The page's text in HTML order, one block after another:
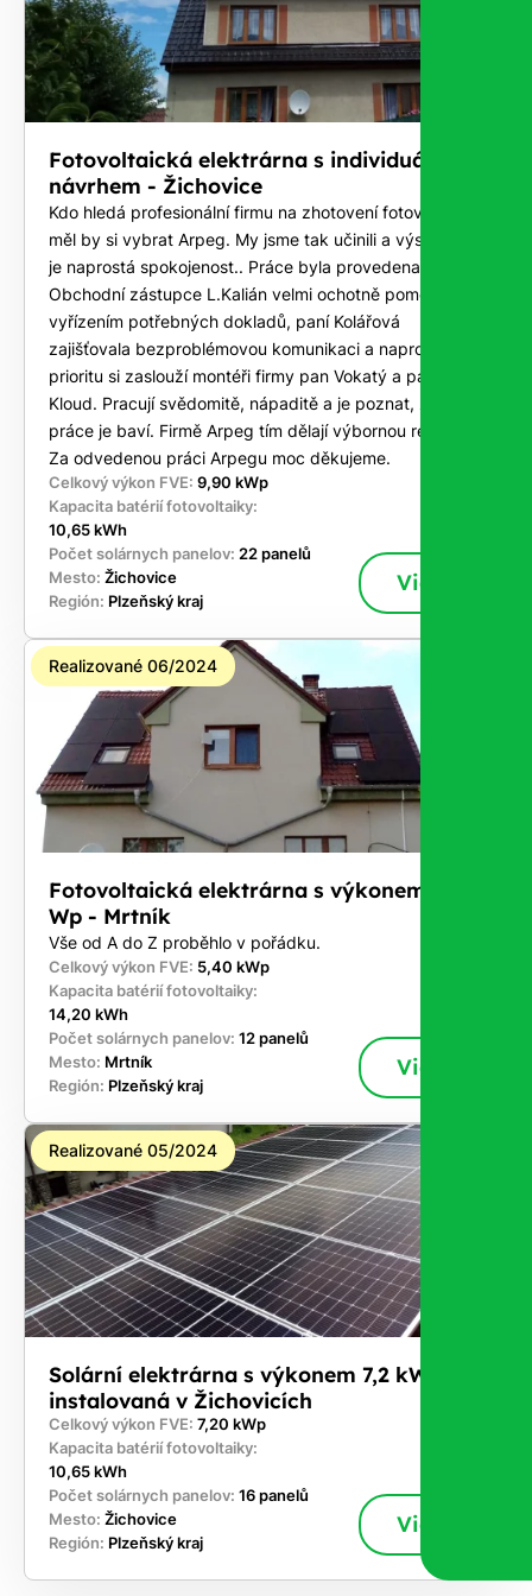
Fotovoltaická elektrárna s individuálním
návrhem - Žichovice
Kdo hledá profesionální firmu na zhotovení fotovoltaiky
měl by si vybrat Arpeg. My jsme tak učinili a výsledkem
je naprostá spokojenost.. Práce byla provedena na klíč.
Obchodní zástupce L.Kalián velmi ochotně pomohl s
vyřízením potřebných dokladů, paní Kolářová
zajišťovala bezproblémovou komunikaci a naprostou
prioritu si zaslouží montéři firmy pan Vokatý a pan
Kloud. Pracují svědomitě, nápaditě a je poznat, že tato
práce je baví. Firmě Arpeg tím dělají výbornou reklamu.
Za odvedenou práci Arpegu moc děkujeme.
Celkový výkon FVE: 9,90 kWp
Kapacita batérií fotovoltaiky:
10,65 kWh
Počet solárnych panelov: 22 panelů
Mesto: Žichovice
Región: Plzeňský kraj
Viac
Realizované 06/2024
Fotovoltaická elektrárna s výkonem 5,4 k
Wp - Mrtník
Vše od A do Z proběhlo v pořádku.
Celkový výkon FVE: 5,40 kWp
Kapacita batérií fotovoltaiky:
14,20 kWh
Počet solárnych panelov: 12 panelů
Mesto: Mrtník
Región: Plzeňský kraj
Viac
Realizované 05/2024
Solární elektrárna s výkonem 7,2 kWp
instalovaná v Žichovicích
Celkový výkon FVE: 7,20 kWp
Kapacita batérií fotovoltaiky:
10,65 kWh
Počet solárnych panelov: 16 panelů
Mesto: Žichovice
Región: Plzeňský kraj
Viac